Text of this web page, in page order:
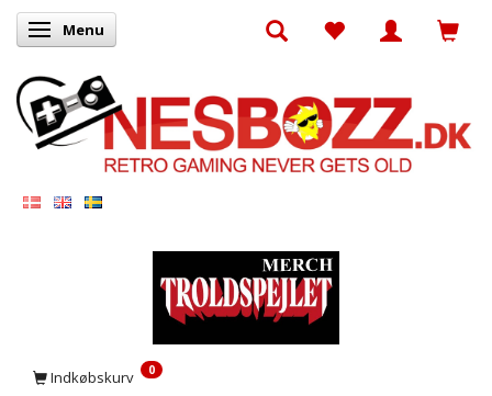
Skifte navigation
Menu
Indkøbskurv 0